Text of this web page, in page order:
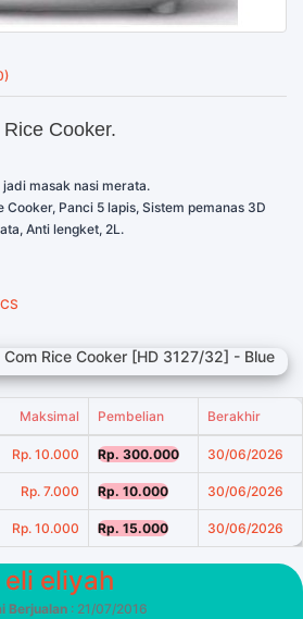
Cooker.
masak nasi merata.
Cooker, Panci 5 lapis, Sistem pemanas 3D
Anti lengket, 2L.
Rice Cooker [HD 3127/32] - Blue
Maksimal Pembelian Berakhir
Rp. 10.000 Rp. 300.000 30/06/2026
Rp. 7.000 Rp. 10.000 30/06/2026
Rp. 10.000 Rp. 15.000 30/06/2026
eli eliyah
Berjualan : 21/07/2016